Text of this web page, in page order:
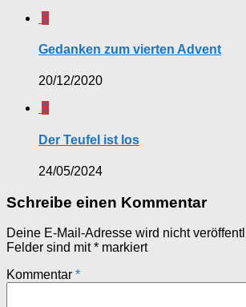
0
Gedanken zum vierten Advent
20/12/2020
0
Der Teufel ist los
24/05/2024
Schreibe einen Kommentar
Deine E-Mail-Adresse wird nicht
Felder sind mit* markiert
Kommentar *